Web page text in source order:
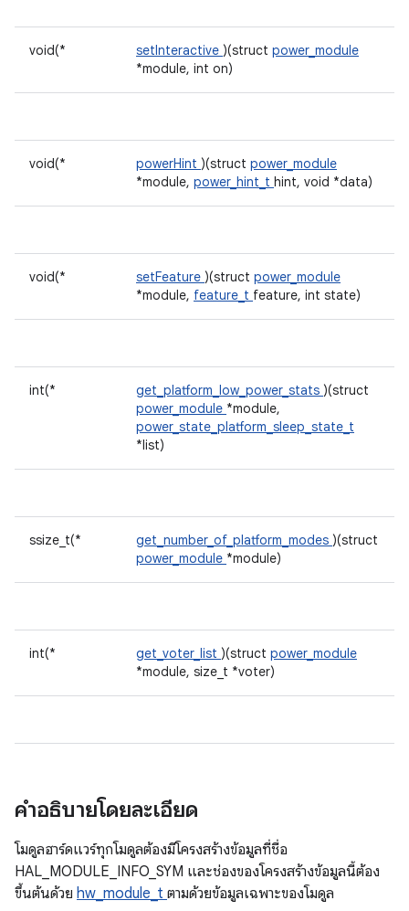
void(* setInteractive )(struct power_module
*module, int on)
void(* powerHint )(struct power_module
*module, power_hint_t hint, void *data)
void(* setFeature )(struct power_module
*module, feature_t feature, int state)
int(* get_platform_low_power_stats )(struct
power_module *module,
power_state_platform_sleep_state_t
*list)
ssize_t(* get_number_of_platform_modes )(struct
power_module *module)
int(* get_voter_list )(struct power_module
*module, size_t *voter)
คำอธิบายโดยละเอียด
โมดูลฮาร์ดแวร์ทุกโมดูลต้องมีโครงสร้างข้อมูลที่ชื่อ
HAL_MODULE_INFO_SYM และช่องของโครงสร้างข้อมูลนี้ต้อง
ขึ้นต้นด้วย hw_module_t ตามด้วยข้อมูลเฉพาะของโมดูล